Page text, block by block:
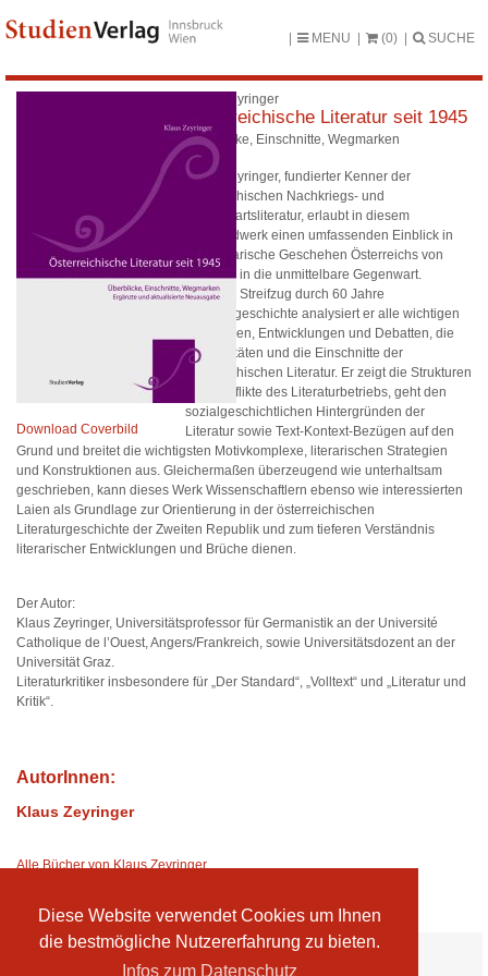
Diese Website verwendet Cookies um Ihnen
die bestmögliche Nutzererfahrung zu bieten.
Infos zum Datenschutz
MENU (0) SUCHE
Download Coverbild
Klaus Zeyringer
Österreichische Literatur seit 1945
Überblicke, Einschnitte, Wegmarken
Klaus Zeyringer, fundierter Kenner der
österreichischen Nachkriegs- und
Gegenwartsliteratur, erlaubt in diesem
Standardwerk einen umfassenden Einblick in
das literarische Geschehen Österreichs von
1945 bis in die unmittelbare Gegenwart.
In einem Streifzug durch 60 Jahre
Literaturgeschichte analysiert er alle wichtigen
Tendenzen, Entwicklungen und Debatten, die
Kontinuitäten und die Einschnitte der
österreichischen Literatur. Er zeigt die Strukturen
und Konflikte des Literaturbetriebs, geht den
sozialgeschichtlichen Hintergründen der
Literatur sowie Text-Kontext-Bezügen auf den
Grund und breitet die wichtigsten Motivkomplexe, literarischen Strategien
und Konstruktionen aus. Gleichermaßen überzeugend wie unterhaltsam
geschrieben, kann dieses Werk Wissenschaftlern ebenso wie interessierten
Laien als Grundlage zur Orientierung in der österreichischen
Literaturgeschichte der Zweiten Republik und zum tieferen Verständnis
literarischer Entwicklungen und Brüche dienen.
Der Autor:
Klaus Zeyringer, Universitätsprofessor für Germanistik an der Université
Catholique de l’Ouest, Angers/Frankreich, sowie Universitätsdozent an der
Universität Graz.
Literaturkritiker insbesondere für „Der Standard“, „Volltext“ und „Literatur und
Kritik“.
AutorInnen:
Klaus Zeyringer
Alle Bücher von Klaus Zeyringer